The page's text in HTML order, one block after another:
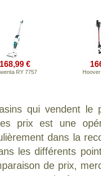
168,99 €
RY 7757
qui vendent le
prix est une
dans la
les différents
de prix,